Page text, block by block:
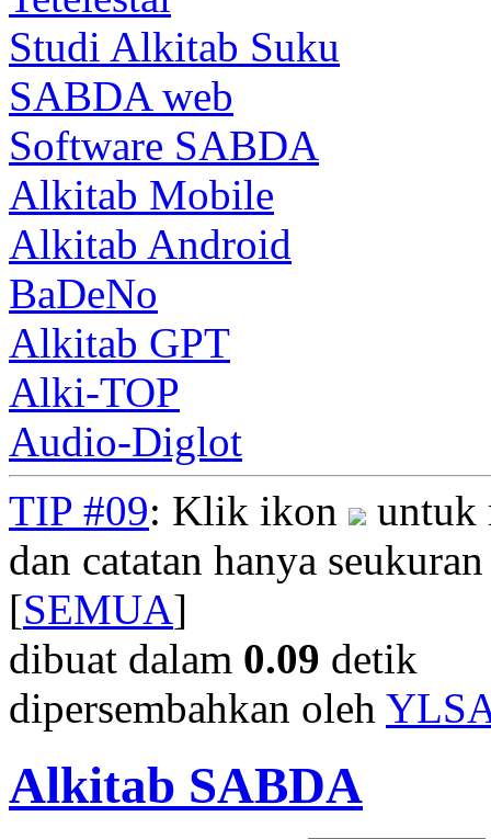
Studi Alkitab Suku
SABDA web
Software SABDA
Alkitab Mobile
Alkitab Android
BaDeNo
Alkitab GPT
Alki-TOP
Audio-Diglot
TIP #09: Klik ikon
untuk
dan catatan hanya
[SEMUA]
dibuat dalam 0.09 detik
dipersembahkan oleh
Alkitab SABDA